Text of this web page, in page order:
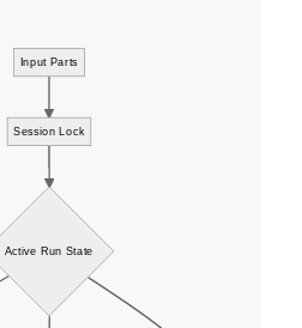
Input Parts
Session Lock
Active Run State